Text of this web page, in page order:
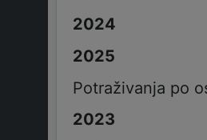
Potraživanja po